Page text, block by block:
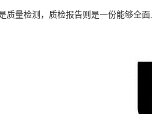
质量检测，质检报告则是一份能够全